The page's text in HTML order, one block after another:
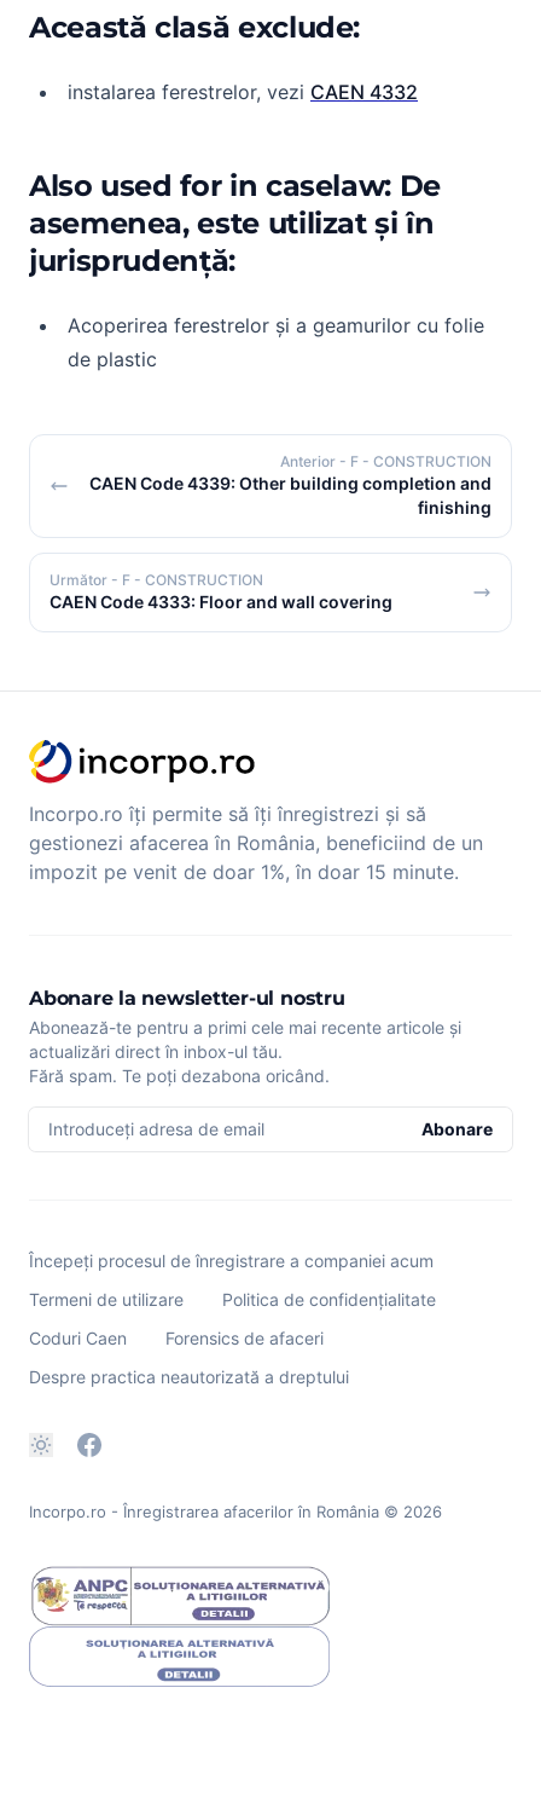
Această clasă exclude:
instalarea ferestrelor, vezi CAEN 4332
Also used for in caselaw: De
asemenea, este utilizat și în
jurisprudență:
Acoperirea ferestrelor și a geamurilor cu folie
de plastic
Anterior - F - CONSTRUCTION
CAEN Code 4339: Other building completion and
finishing
Următor - F - CONSTRUCTION
CAEN Code 4333: Floor and wall covering
Incorpo.ro îți permite să îți înregistrezi și să
gestionezi afacerea în România, beneficiind de un
impozit pe venit de doar 1%, în doar 15 minute.
Abonare la newsletter-ul nostru
Abonează-te pentru a primi cele mai recente articole și
actualizări direct în inbox-ul tău.
Fără spam. Te poți dezabona oricând.
Introduceți adresa de email Abonare
Începeți procesul de înregistrare a companiei acum
Termeni de utilizare
Politica de confidențialitate
Coduri Caen
Forensics de afaceri
Despre practica neautorizată a dreptului
Incorpo.ro - Înregistrarea afacerilor în România © 2026